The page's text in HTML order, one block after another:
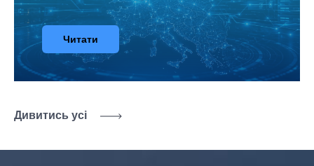
Читати
Дивитись усі